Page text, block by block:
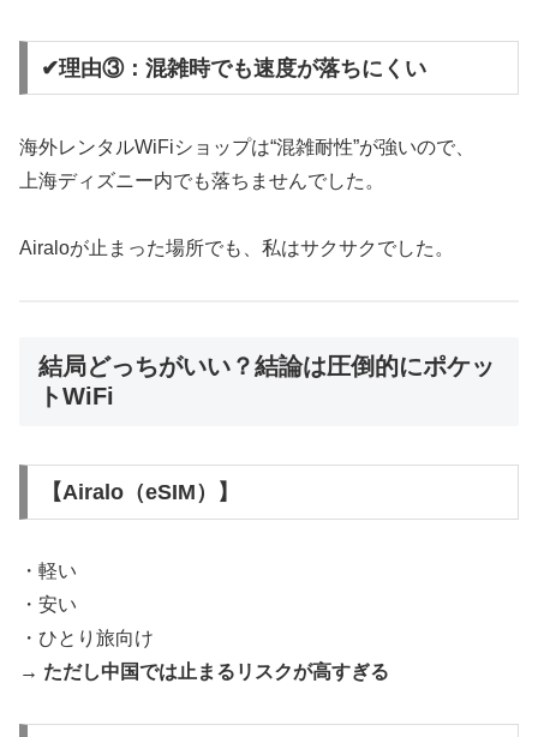
✔理由③：混雑時でも速度が落ちにくい
海外レンタルWiFiショップは“混雑耐性”が強いので、
上海ディズニー内でも落ちませんでした。
Airaloが止まった場所でも、私はサクサクでした。
結局どっちがいい？結論は圧倒的にポケッ
トWiFi
【Airalo（eSIM）】
・軽い
・安い
・ひとり旅向け
→ ただし中国では止まるリスクが高すぎる